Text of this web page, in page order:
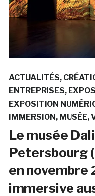
ACTUALITÉS
ENTREPRISES
EXPOSITION
IMMERSION MUSÉE
Le musée
Petersbourg
en novembre
immersive